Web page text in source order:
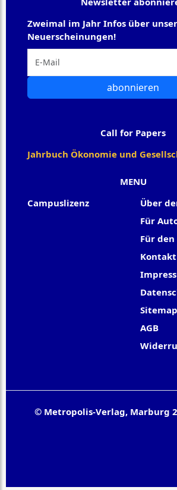
MENU
Campuslizenz
Über
Für
Für
Kontakt
Sitemap
AGB
Zweimal im Jahr Infos über
Neuerscheinungen!
abonnieren
Call for Papers
Jahrbuch Ökonomie und
© Metropolis-Verlag, Marburg